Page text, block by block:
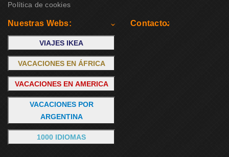
Política de cookies
Nuestras Webs:
VIAJES IKEA
VACACIONES EN ÁFRICA
VACACIONES EN AMERICA
VACACIONES POR
ARGENTINA
1000 IDIOMAS
Contacto: